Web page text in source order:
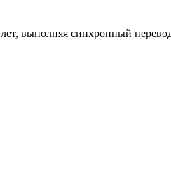
выполняя синхронный